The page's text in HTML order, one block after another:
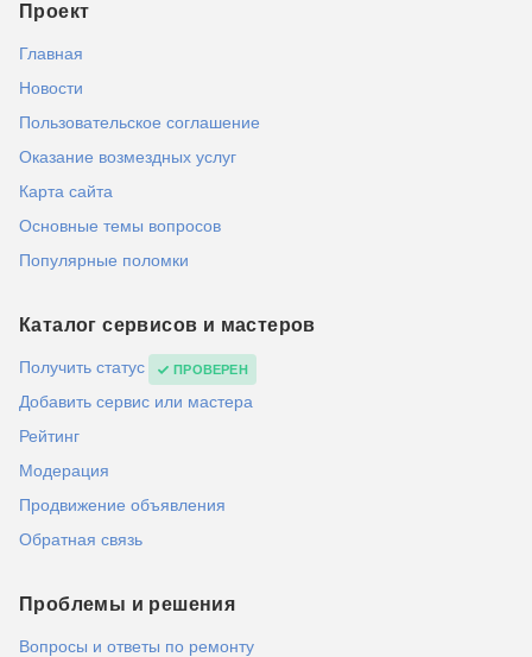
Проект
Главная
Новости
Пользовательское соглашение
Оказание возмездных услуг
Карта сайта
Основные темы вопросов
Популярные поломки
Каталог сервисов и мастеров
Получить статус ПРОВЕРЕН
Добавить сервис или мастера
Рейтинг
Модерация
Продвижение объявления
Обратная связь
Проблемы и решения
Вопросы и ответы по ремонту